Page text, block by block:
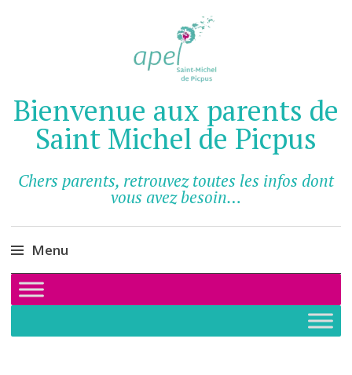
Bienvenue aux parents de
Saint Michel de Picpus
Chers parents, retrouvez toutes les infos dont
vous avez besoin…
Menu